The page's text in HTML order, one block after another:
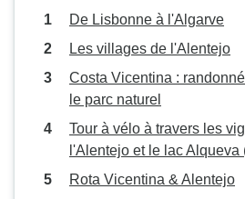
De Lisbonne à l'Algarve
Les villages de l'Alentejo
Costa Vicentina :
le parc naturel
Tour à vélo à travers les
l'Alentejo et le lac Alqueva
Rota Vicentina & Alentejo